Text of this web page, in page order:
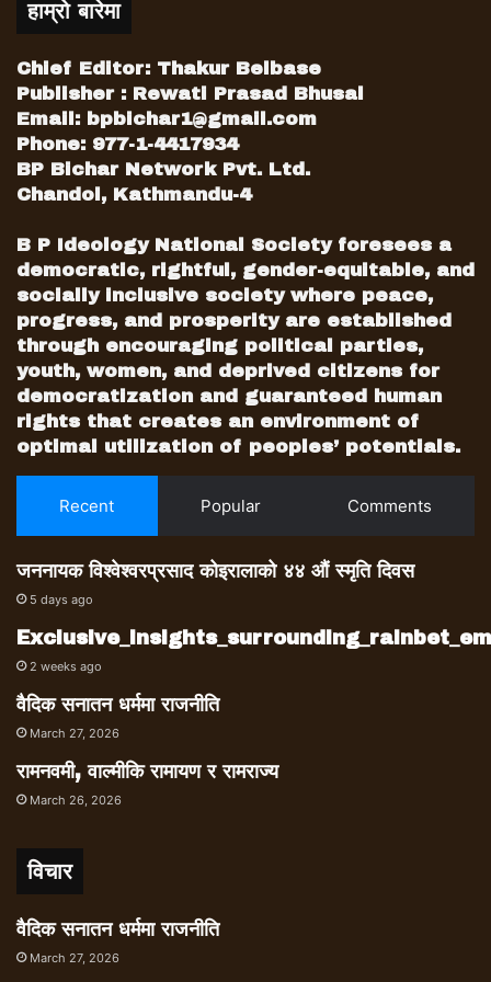
हाम्रो बारेमा
Chief Editor: Thakur Belbase
Publisher : Rewati Prasad Bhusal
Email: bpbichar1@gmail.com
Phone: 977-1-4417934
BP Bichar Network Pvt. Ltd.
Chandol, Kathmandu-4
B P Ideology National Society foresees a
democratic, rightful, gender-equitable, and
socially inclusive society where peace,
progress, and prosperity are established
through encouraging political parties,
youth, women, and deprived citizens for
democratization and guaranteed human
rights that creates an environment of
optimal utilization of peoples’ potentials.
Recent Popular Comments
जननायक विश्वेश्वरप्रसाद कोइरालाको ४४ औं स्मृति दिवस
5 days ago
2 weeks ago
वैदिक सनातन धर्ममा राजनीति
March 27, 2026
रामनवमी, वाल्मीकि रामायण र रामराज्य
March 26, 2026
विचार
वैदिक सनातन धर्ममा राजनीति
March 27, 2026